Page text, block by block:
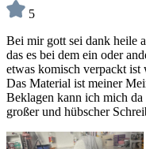
5
Bei mir gott sei dank heile
das es bei dem ein oder
etwas komisch verpackt
Das Material ist meiner
Beklagen kann ich mich
großer und hübscher